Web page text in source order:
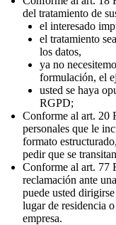
del tratamiento de
el interesado
el tratamiento
los datos,
ya no
formulación, el
usted se haya
RGPD;
Conforme al art. 20
personales que le
formato
pedir que se
Conforme al art. 77
reclamación ante
puede usted
lugar de residencia
empresa.